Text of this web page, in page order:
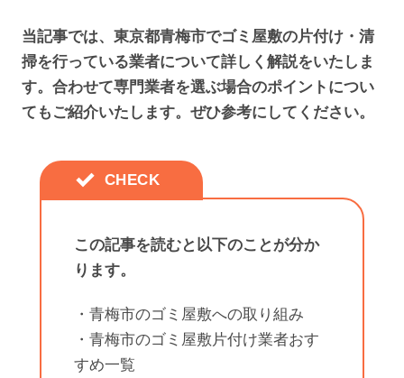
当記事では、東京都青梅市でゴミ屋敷の片付け・清
掃を行っている業者について詳しく解説をいたしま
す。合わせて専門業者を選ぶ場合のポイントについ
てもご紹介いたします。ぜひ参考にしてください。
この記事を読むと以下のことが分か
ります。
・青梅市のゴミ屋敷への取り組み
・青梅市のゴミ屋敷片付け業者おす
すめ一覧